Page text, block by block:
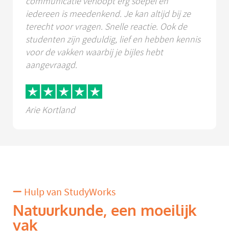
iedereen is meedenkend. Je kan altijd bij ze
terecht voor vragen. Snelle reactie. Ook de
studenten zijn geduldig, lief en hebben kennis
voor de vakken waarbij je bijles hebt
aangevraagd.
Arie Kortland
Hulp van StudyWorks
Natuurkunde, een moeilijk
vak